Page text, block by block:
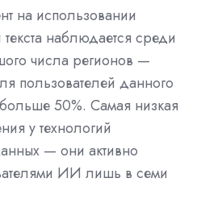
на использовании
наблюдается среди
числа регионов —
пользователей данного
50%. Самая низкая
у технологий
— они активно
ИИ лишь в семи